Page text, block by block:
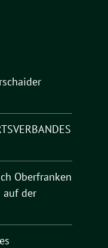
Oberfranken
auf der